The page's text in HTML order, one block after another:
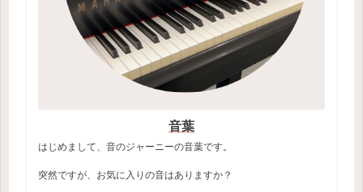
音葉
はじめまして、音のジャーニーの音葉です。
突然ですが、お気に入りの音はありますか？